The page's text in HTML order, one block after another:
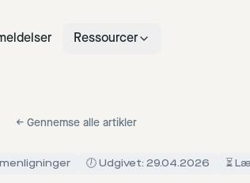
Ressourcer
← Gennemse alle artikler
🕖 Udgivet: 29.04.2026 ⏳